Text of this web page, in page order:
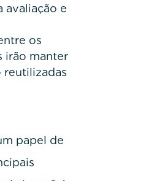
avaliação e
os
irão manter
reutilizadas
de